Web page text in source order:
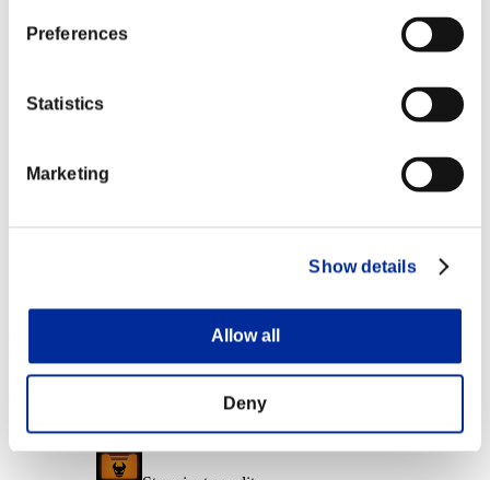
Preferences
Statistics
Marketing
Show details
Allow all
Deny
Liv. personaggio: 1 o meno
Liv. personaggio: 100 o meno